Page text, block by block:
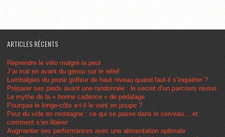
ARTICLES RÉCENTS
Reprendre le vélo malgré la peur
J’ai mal en avant du genou sur le relief
Lombalgies du jeune golfeur de haut niveau quand faut-il s’inquiéter ?
Préparer ses pieds avant une randonnée : le secret d’un parcours réussi
Le mythe de la « bonne cadence » de pédalage
Pourquoi le longe-côte a-t-il le vent en poupe ?
Peur du vide en montagne : ce qui se passe dans le cerveau… et
comment s’en libérer
Augmenter ses performances avec une alimentation optimale